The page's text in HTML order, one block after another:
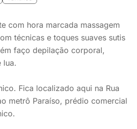
com hora marcada massagem
técnicas e toques suaves sutis
faço depilação corporal,
lua.
Fica localizado aqui na Rua
metrô Paraíso, prédio comercial